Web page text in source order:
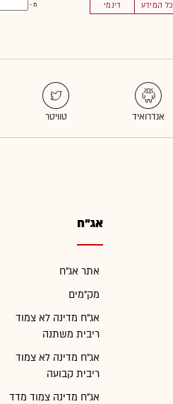
כל המידע דינמי מ -
אג"ח
אתר אג"ח
מק"מים
אג"ח מדינה לא צמוד
ריבית משתנה
אג"ח מדינה לא צמוד
ריבית קבועה
אג"ח מדינה צמוד מדד